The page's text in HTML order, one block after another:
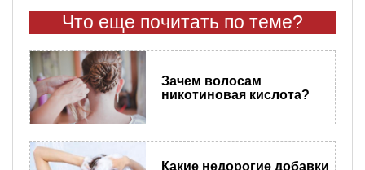
Что еще почитать по теме?
Зачем волосам
никотиновая кислота?
Какие недорогие добавки